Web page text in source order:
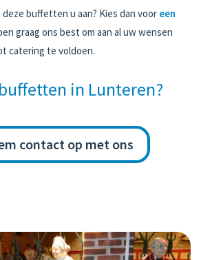
buffetten u aan? Kies dan voor een
graag ons best om aan al uw wensen
catering te voldoen.
in Lunteren?
contact op met ons